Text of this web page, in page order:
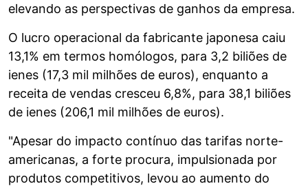
elevando as perspectivas de ganhos da empresa.
O lucro operacional da fabricante japonesa caiu
13,1% em termos homólogos, para 3,2 biliões de
ienes (17,3 mil milhões de euros), enquanto a
receita de vendas cresceu 6,8%, para 38,1 biliões
de ienes (206,1 mil milhões de euros).
"Apesar do impacto contínuo das tarifas norte-
americanas, a forte procura, impulsionada por
produtos competitivos, levou ao aumento do